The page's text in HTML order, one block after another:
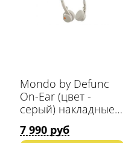
Mondo by Defunc
On-Ear (цвет -
серый) накладные
Bluetooth наушники
7 990 руб